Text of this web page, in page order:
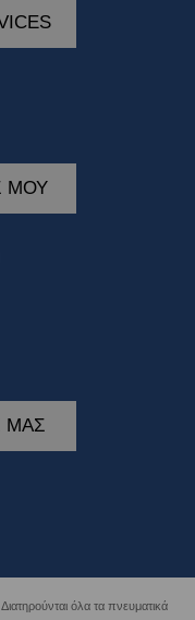
ΜΟΥ
ΜΑΣ
όλα τα πνευματικά